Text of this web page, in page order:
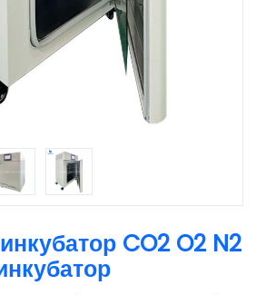
CO2 O2 N2